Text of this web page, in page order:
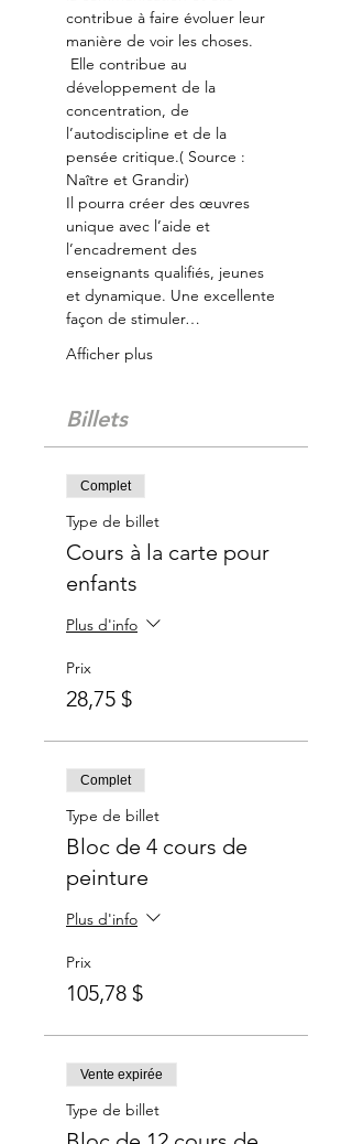
contribue à faire évoluer leur
manière de voir les choses.
Elle contribue au
développement de la
concentration, de
l’autodiscipline et de la
pensée critique.( Source :
Naître et Grandir)
Il pourra créer des œuvres
unique avec l’aide et
l’encadrement des
enseignants qualifiés, jeunes
et dynamique. Une excellente
façon de stimuler…
Afficher plus
Billets
Complet
Type de billet
Cours à la carte pour
enfants
Plus d'info
Prix
28,75 $
Complet
Type de billet
Bloc de 4 cours de
peinture
Plus d'info
Prix
105,78 $
Vente expirée
Type de billet